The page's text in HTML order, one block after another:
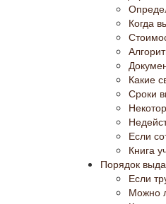
Когда
Какие
Сроки
Если
Книга
Порядок
Если
Можно